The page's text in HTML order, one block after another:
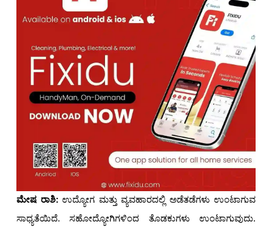
ಮೇಷ ರಾಶಿ: ಉದ್ಯೋಗ ಮತ್ತು ವ್ಯವಹಾರದಲ್ಲಿ ಅಡೆತಡೆಗಳು ಉಂಟಾಗುವ
ಸಾಧ್ಯತೆಯಿದೆ. ಸಹೋದ್ಯೋಗಿಗಳಿಂದ ತೊಡಕುಗಳು ಉಂಟಾಗುವುದು.